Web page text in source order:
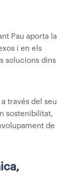
Pau aporta la
i en els
solucions dins
a través del seu
sostenibilitat,
de